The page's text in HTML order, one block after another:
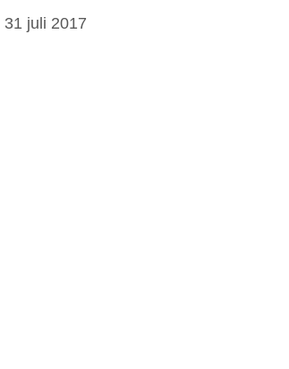
31 juli 2017